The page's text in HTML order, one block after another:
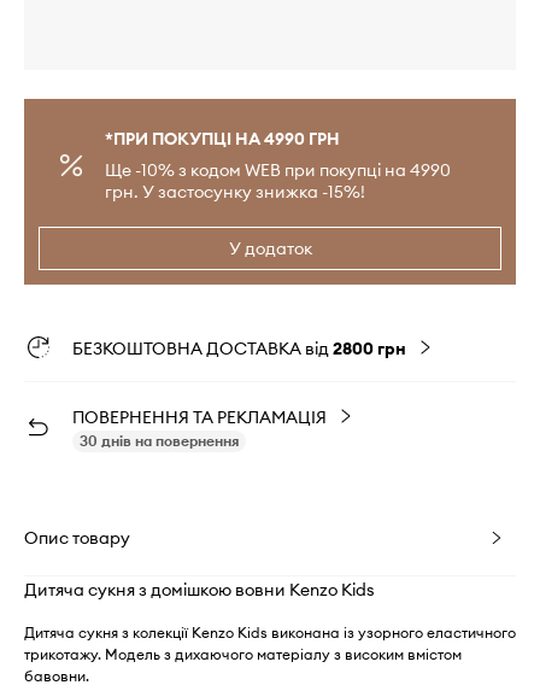
*ПРИ ПОКУПЦІ НА 4990 ГРН
Ще -10% з кодом WEB при покупці на 4990
грн. У застосунку знижка -15%!
У додаток
БЕЗКОШТОВНА ДОСТАВКА від2800 грн
ПОВЕРНЕННЯ ТА РЕКЛАМАЦІЯ
30 днів на повернення
Опис товару
Дитяча сукня з домішкою вовни Kenzo Kids
Дитяча сукня з колекції Kenzo Kids виконана із узорного еластичного
трикотажу. Модель з дихаючого матеріалу з високим вмістом
бавовни.